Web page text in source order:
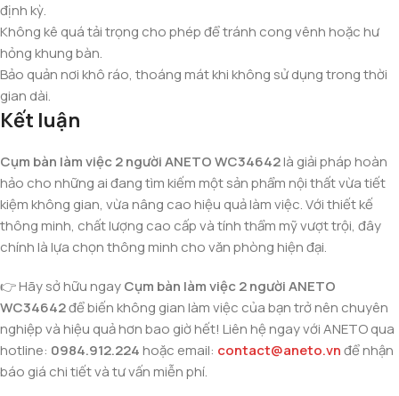
định kỳ.
Không kê quá tải trọng cho phép để tránh cong vênh hoặc hư
hỏng khung bàn.
Bảo quản nơi khô ráo, thoáng mát khi không sử dụng trong thời
gian dài.
Kết luận
Cụm bàn làm việc 2 người ANETO WC34642là giải pháp hoàn
hảo cho những ai đang tìm kiếm một sản phẩm nội thất vừa tiết
kiệm không gian, vừa nâng cao hiệu quả làm việc. Với thiết kế
thông minh, chất lượng cao cấp và tính thẩm mỹ vượt trội, đây
chính là lựa chọn thông minh cho văn phòng hiện đại.
👉 Hãy sở hữu ngayCụm bàn làm việc 2 người ANETO
WC34642để biến không gian làm việc của bạn trở nên chuyên
nghiệp và hiệu quả hơn bao giờ hết! Liên hệ ngay với ANETO qua
hotline: 0984.912.224hoặc email: contact@aneto.vnđể nhận
báo giá chi tiết và tư vấn miễn phí.